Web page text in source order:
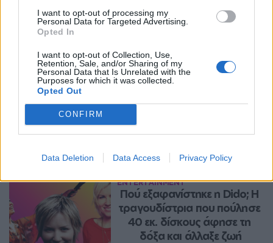
I want to opt-out of processing my
Personal Data for Targeted Advertising.
Opted In
I want to opt-out of Collection, Use,
Retention, Sale, and/or Sharing of my
Personal Data that Is Unrelated with the
Purposes for which it was collected.
Opted Out
CONFIRM
Data Deletion Data Access Privacy Policy
Περισσότερα Θέματα
Entertainment
ENTERTAINMENT
Πού εξαφανίστηκε η Dido; Η
τραγουδίστρια που πούλησε
40 εκ. δίσκους άφησε τη
δόξα και άλλαξε ζωή